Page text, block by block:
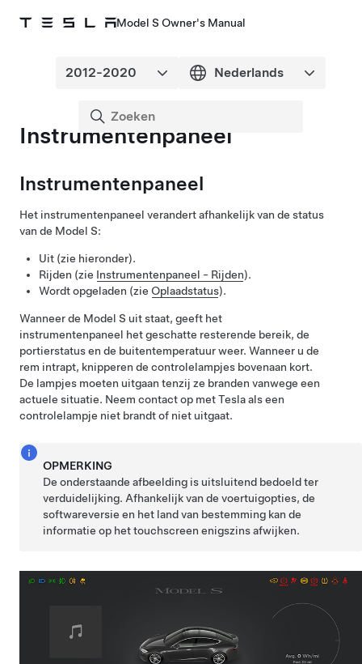
Model S Owner's Manual
Instrumentenpaneel
Instrumentenpaneel
Het instrumentenpaneel verandert afhankelijk van de status
van de Model S:
Uit (zie hieronder).
Rijden (zie Instrumentenpaneel - Rijden).
Wordt opgeladen (zie Oplaadstatus).
Wanneer de Model S uit staat, geeft het
instrumentenpaneel het geschatte resterende bereik, de
portierstatus en de buitentemperatuur weer. Wanneer u de
rem intrapt, knipperen de controlelampjes bovenaan kort.
De lampjes moeten uitgaan tenzij ze branden vanwege een
actuele situatie. Neem contact op met Tesla als een
controlelampje niet brandt of niet uitgaat.
OPMERKING
De onderstaande afbeelding is uitsluitend bedoeld ter
verduidelijking. Afhankelijk van de voertuigopties, de
softwareversie en het land van bestemming kan de
informatie op het touchscreen enigszins afwijken.